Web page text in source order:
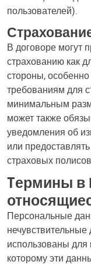
пользователей).
В договоре могут
страхованию как
стороны,
требованиям для
минимальным
может также
уведомления об
или
страховых
Tермины в
Персональные
использованы для
которому эти